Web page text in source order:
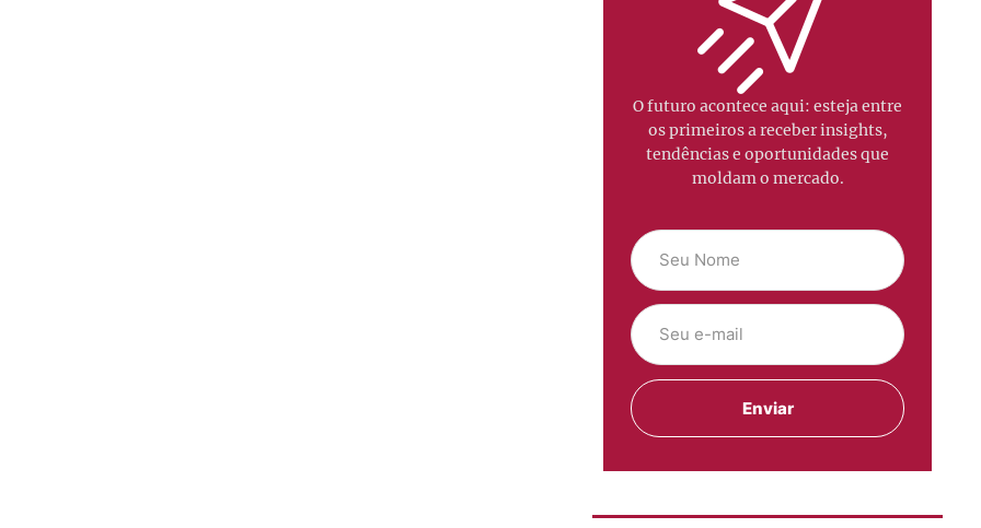
O futuro acontece aqui: esteja entre
os primeiros a receber insights,
tendências e oportunidades que
moldam o mercado.